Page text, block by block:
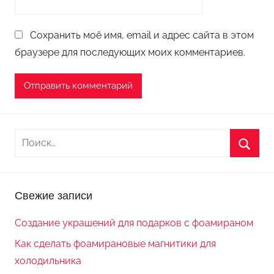
Сохранить моё имя, email и адрес сайта в этом
браузере для последующих моих комментариев.
:
Свежие записи
Создание украшений для подарков с фоамираном
Как сделать фоамирановые магнитики для
холодильника